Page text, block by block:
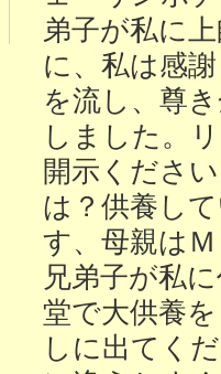
弟子が私に
に、私は感
を流し、尊
しました。
開示くださ
は？供養し
す、母親は
兄弟子が私
堂で大供養
しに出てく